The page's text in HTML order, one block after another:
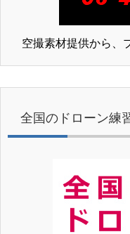
空撮素材提供から、
全国のドローン